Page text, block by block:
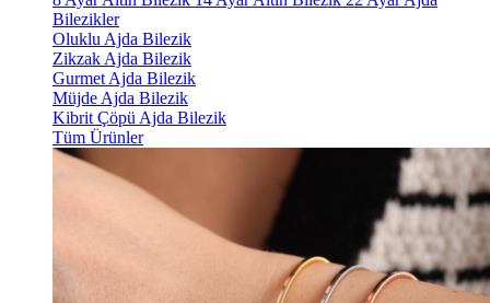
Bilezikler
Oluklu Ajda Bilezik
Zikzak Ajda Bilezik
Gurmet Ajda Bilezik
Müjde Ajda Bilezik
Kibrit Çöpü Ajda Bilezik
Tüm Ürünler